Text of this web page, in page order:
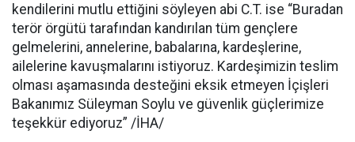
kendilerini mutlu ettiğini söyleyen abi C.T. ise “Buradan
terör örgütü tarafından kandırılan tüm gençlere
gelmelerini, annelerine, babalarına, kardeşlerine,
ailelerine kavuşmalarını istiyoruz. Kardeşimizin teslim
olması aşamasında desteğini eksik etmeyen İçişleri
Bakanımız Süleyman Soylu ve güvenlik güçlerimize
teşekkür ediyoruz” /İHA/